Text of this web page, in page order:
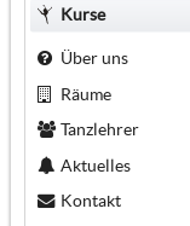
Kurse
Über uns
Räume
Tanzlehrer
Aktuelles
Kontakt